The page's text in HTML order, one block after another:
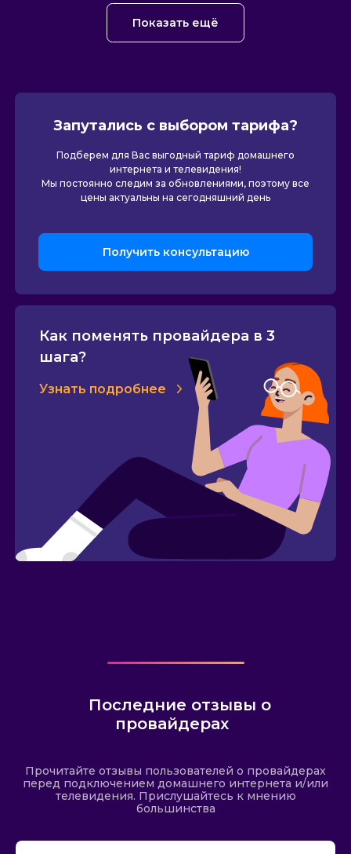
Запутались с выбором тарифа?
Подберем для Вас выгодный тариф домашнего
интернета и телевидения!
Мы постоянно следим за обновлениями, поэтому все
цены актуальны на сегодняшний день
Получить консультацию
Как поменять провайдера в 3
шага?
Узнать подробнее
Показать ещё
Последние отзывы о
провайдерах
Прочитайте отзывы пользователей о провайдерах
перед подключением домашнего интернета и/или
телевидения. Прислушайтесь к мнению
большинства